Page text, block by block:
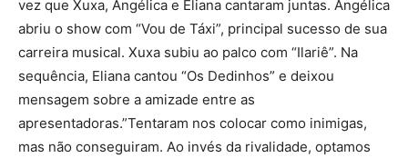
vez que Xuxa, Angélica e Eliana cantaram juntas. Angélica
abriu o show com “Vou de Táxi”, principal sucesso de sua
carreira musical. Xuxa subiu ao palco com “Ilariê”. Na
sequência, Eliana cantou “Os Dedinhos” e deixou
mensagem sobre a amizade entre as
apresentadoras.”Tentaram nos colocar como inimigas,
mas não conseguiram. Ao invés da rivalidade, optamos